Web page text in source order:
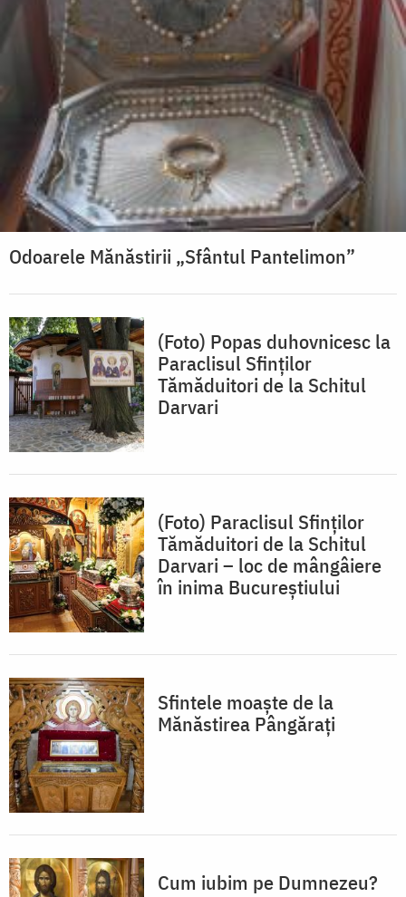
Odoarele Mănăstirii „Sfântul Pantelimon”
(Foto) Popas duhovnicesc la
Paraclisul Sfinților
Tămăduitori de la Schitul
Darvari
(Foto) Paraclisul Sfinților
Tămăduitori de la Schitul
Darvari – loc de mângâiere
în inima Bucureștiului
Sfintele moaște de la
Mănăstirea Pângărați
Cum iubim pe Dumnezeu?